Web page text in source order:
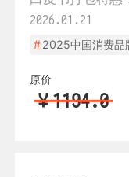
2026.01.21
#2025中国消费品
原价
￥1194.0